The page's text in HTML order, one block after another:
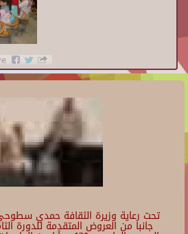
تحت رعاية وزيرة الثقافة حمدي
جانبا من العروض المتقدمة للدورة